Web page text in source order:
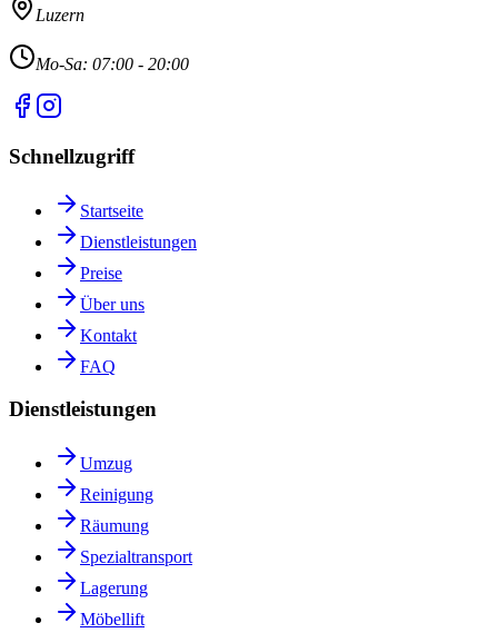
Luzern
Mo-Sa: 07:00 - 20:00
Schnellzugriff
Startseite
Dienstleistungen
Preise
Über uns
Kontakt
FAQ
Dienstleistungen
Umzug
Reinigung
Räumung
Spezialtransport
Lagerung
Möbellift